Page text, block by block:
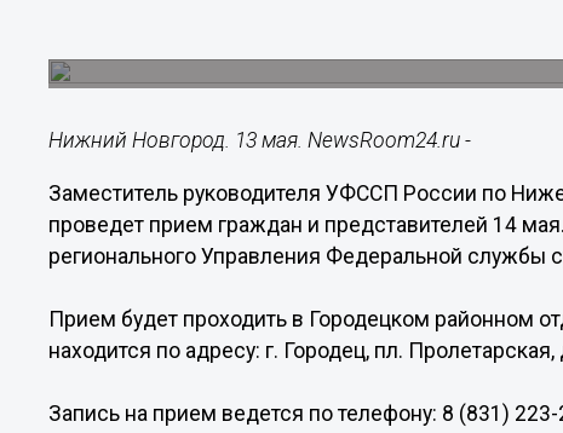
Нижний Новгород. 13 мая. NewsRoom24.ru -
Заместитель руководителя УФССП России по
проведет прием граждан и представителей 14
регионального Управления Федеральной службы
Прием будет проходить в Городецком районном
находится по адресу: г. Городец, пл. Пролетарская,
Запись на прием ведется по телефону: 8 (831) 223-